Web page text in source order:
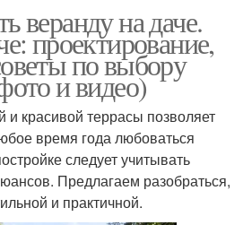
веранду на даче.
проектирование,
по выбору
и видео)
и красивой террасы позволяет
время года любоваться
следует учитывать
Предлагаем разобраться,
и практичной.